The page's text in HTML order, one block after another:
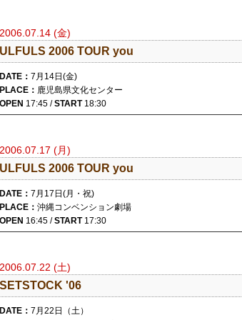
2006.07.14 (金)
ULFULS 2006 TOUR you
DATE： 7月14日(金)
PLACE： 鹿児島県文化センター
OPEN 17:45 /START18:30
2006.07.17 (月)
ULFULS 2006 TOUR you
DATE： 7月17日(月・祝)
PLACE： 沖縄コンベンション劇場
OPEN 16:45 /START17:30
2006.07.22 (土)
SETSTOCK '06
DATE： 7月22日（土）